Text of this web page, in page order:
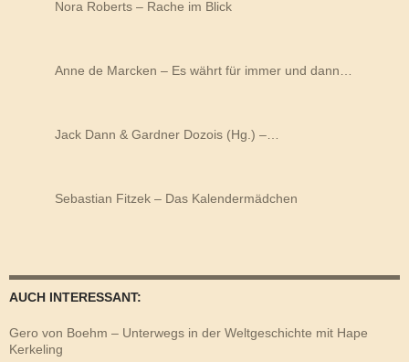
Nora Roberts – Rache im Blick
Anne de Marcken – Es währt für immer und dann…
Jack Dann & Gardner Dozois (Hg.) –…
Sebastian Fitzek – Das Kalendermädchen
AUCH INTERESSANT:
Gero von Boehm – Unterwegs in der Weltgeschichte mit Hape
Kerkeling